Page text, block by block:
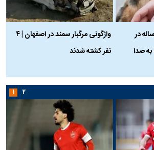
حمله ۶ سگ به کودک ۹ ساله در
صدا
واژگونی مرگبار سمند در اصفهان | ۴
نفر کشته شدند
۱ ۲